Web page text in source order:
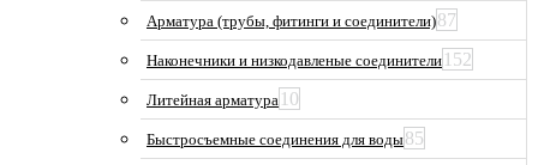
Арматура (трубы, фитинги и соединители)87
Наконечники и низкодавленые соединители 152
Литейная арматура 10
Быстросъемные соединения для воды85